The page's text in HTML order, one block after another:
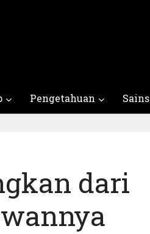
Pengetahuan Sains
dari